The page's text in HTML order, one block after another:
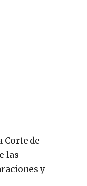
Corte de
las
y